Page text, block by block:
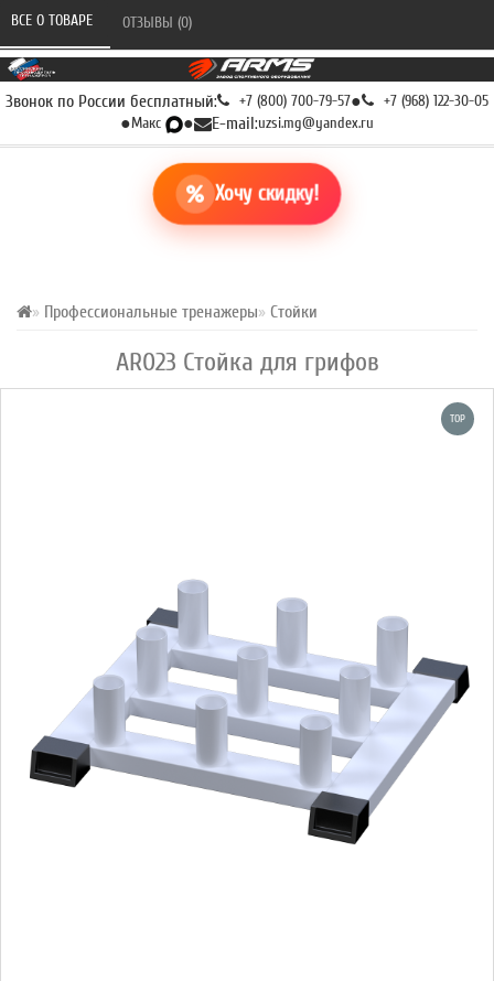
Звонок по России бесплатный: +7 (800) 700-79-57● +7 (968) 122-30-05
●Макс ● E-mail:uzsi.mg@yandex.ru
Хочу скидку!
Профессиональные тренажеры Стойки
AR023 Стойка для грифов
ВСЕ О ТОВАРЕ ОТЗЫВЫ (0)
TOP